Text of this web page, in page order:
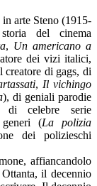
arte Steno (1915-
del cinema
, Un americano a
dei vizi italici,
di gags, di
, Il vichingo
), di geniali parodie
di celebre serie
(La polizia
dei polizieschi
affiancandolo
il decennio